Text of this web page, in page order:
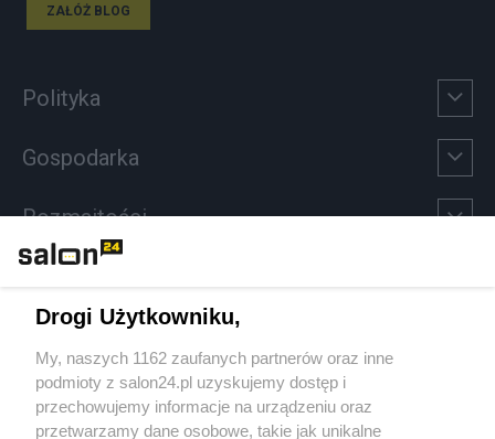
ZAŁÓŻ BLOG
Polityka
Gospodarka
Rozmaitości
Sport
Społeczeństwo
Drogi Użytkowniku,
My, naszych 1162 zaufanych partnerów oraz inne
podmioty z salon24.pl uzyskujemy dostęp i
przechowujemy informacje na urządzeniu oraz
przetwarzamy dane osobowe, takie jak unikalne